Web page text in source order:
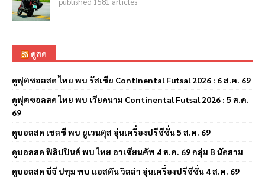
ดูสด
ดูฟุตซอลสด ไทย พบ รัสเซีย Continental Futsal 2026 : 6 ส.ค. 69
ดูฟุตซอลสด ไทย พบ เวียดนาม Continental Futsal 2026 : 5 ส.ค.
69
ดูบอลสด เชลซี พบ ยูเวนตุส อุ่นเครื่องปรีซีซั่น 5 ส.ค. 69
ดูบอลสด ฟิลิปปินส์ พบ ไทย อาเซียนคัพ 4 ส.ค. 69 กลุ่ม B นัดสาม
ดูบอลสด บีจี ปทุม พบ แอสตัน วิลล่า อุ่นเครื่องปรีซีซั่น 4 ส.ค. 69